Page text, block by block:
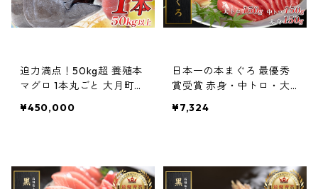
迫力満点！50kg超 養殖本
マグロ 1本丸ごと 大月町か
マグロ 解体ショー お祝い
¥450,000
日本一の本まぐろ 最優秀
賞受賞 赤身・中トロ・大
身用 養殖 4〜5人前
¥7,324